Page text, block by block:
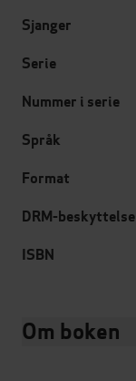
Sjanger
Serie
Nummer i serie
Språk
Format
DRM-beskyttelse
ISBN
Om boken